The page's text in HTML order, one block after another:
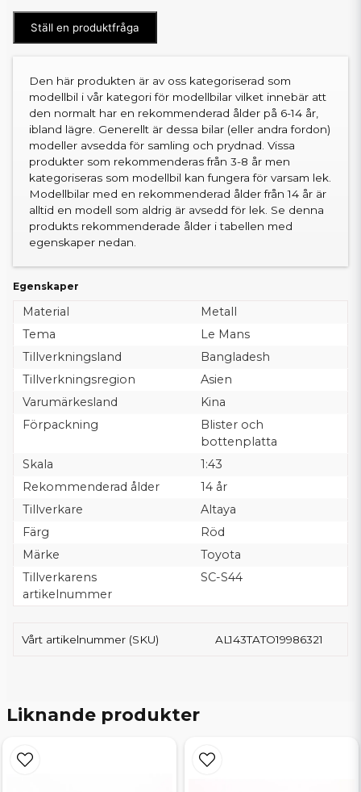
Ställ en produktfråga
Den här produkten är av oss kategoriserad som
modellbil i vår kategori för modellbilar vilket innebär att
den normalt har en rekommenderad ålder på 6-14 år,
ibland lägre. Generellt är dessa bilar (eller andra fordon)
modeller avsedda för samling och prydnad. Vissa
produkter som rekommenderas från 3-8 år men
kategoriseras som modellbil kan fungera för varsam lek.
Modellbilar med en rekommenderad ålder från 14 år är
alltid en modell som aldrig är avsedd för lek. Se denna
produkts rekommenderade ålder i tabellen med
egenskaper nedan.
Egenskaper
Material
Metall
Tema
Le Mans
Tillverkningsland
Bangladesh
Tillverkningsregion
Asien
Varumärkesland
Kina
Förpackning
Blister och
bottenplatta
Skala
1:43
Rekommenderad ålder
14 år
Tillverkare
Altaya
Färg
Röd
Märke
Toyota
Tillverkarens
artikelnummer
SC-S44
Vårt artikelnummer (SKU) AL143TATO19986321
Liknande produkter